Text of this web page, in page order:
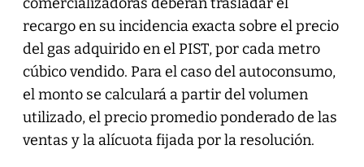
recargo en su incidencia exacta sobre el precio
del gas adquirido en el PIST, por cada metro
cúbico vendido. Para el caso del autoconsumo,
el monto se calculará a partir del volumen
utilizado, el precio promedio ponderado de las
ventas y la alícuota fijada por la resolución.